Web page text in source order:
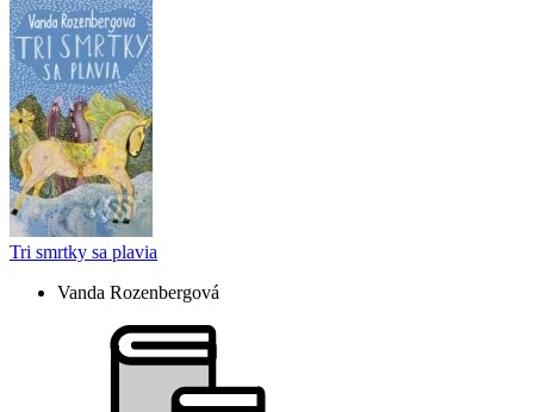
Tri smrtky sa plavia
Vanda Rozenbergová